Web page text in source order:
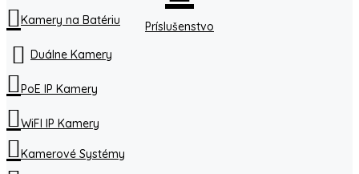
Príslušenstvo
Kamery na Batériu
Duálne Kamery
PoE IP Kamery
WiFI IP Kamery
Kamerové Systémy